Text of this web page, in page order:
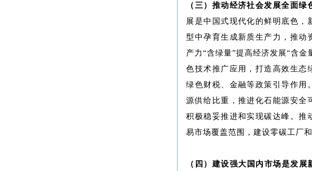
（三）推动经济社会发展全面绿
展是中国式现代化的鲜明底色，
型中孕育生成新质生产力，推动
产力“含绿量”提高经济发展“含
色技术推广应用，打造高效生态
绿色财税、金融等政策引导作用
源供给比重，推进化石能源安全
积极稳妥推进和实现碳达峰。推
易市场覆盖范围，建设零碳工厂和
（四）建设强大国内市场是发